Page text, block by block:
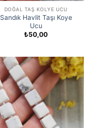
DOĞAL TAŞ KOLYE UCU
Sandık Havlit Taşı Koye
Ucu
₺50,00